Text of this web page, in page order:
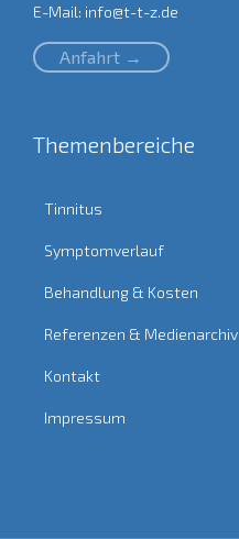
E-Mail: info@t-t-z.de
Anfahrt →
Themenbereiche
Tinnitus
Symptomverlauf
Behandlung & Kosten
Referenzen & Medienarchiv
Kontakt
Impressum